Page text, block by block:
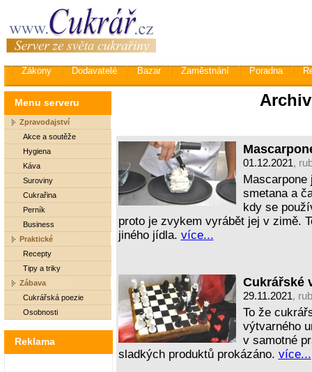
Zákony Dodavatelé Bazar Zaměstnání Poradna
Menu serveru
Zpravodajství
Akce a soutěže
Hygiena
Káva
Suroviny
Cukrařina
Perník
Business
Praktické
Recepty
Tipy a triky
Zábava
Cukrářská poezie
Osobnosti
Reklama
01.12.2021,
smetana a
kdy se
proto je zvykem vyrábět jej v zimě.
jiného jídla. více...
Cukrářské
29.11.2021,
To že
výtvarného
v samotné
sladkých produktů prokázáno. více...